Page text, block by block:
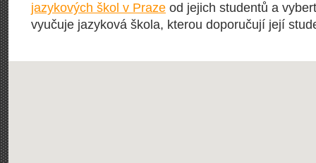
jazykových škol v Praze od jejich studentů a
vyučuje jazyková škola, kterou doporučují její